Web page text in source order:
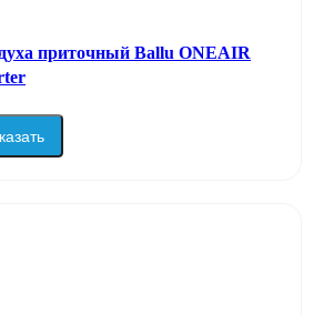
приточный Ballu ONEAIR